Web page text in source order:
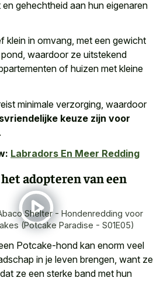
gehechtheid aan hun eigenaren
klein in omvang, met een gewicht
waardoor ze uitstekend
of huizen met kleine
minimale verzorging, waardoor
keuze zijn voor
.
Labradors En Meer Redding
adopteren van een
Shelter - Hondenredding voor
(Potcake Paradise - S01E05)
Potcake-hond kan enorm veel
in je leven brengen, want ze
ze een sterke band met hun